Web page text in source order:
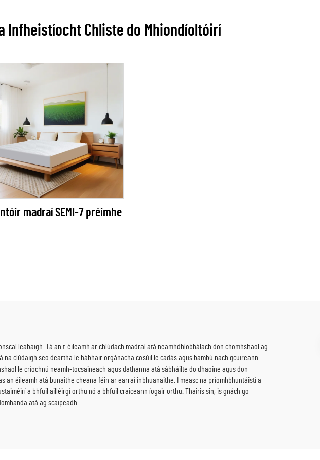
Infheistíocht Chliste do Mhiondíoltóirí
madraí SEMI-7 préimhe
leabaigh. Tá an t-éileamh ar chlúdach madraí atá neamhdhíobhálach don chomhshaol ag
clúdaigh seo deartha le hábhair orgánacha cosúil le cadás agus bambú nach gcuireann
le críochnú neamh-tocsaineach agus dathanna atá sábháilte do dhaoine agus don
éileamh atá bunaithe cheana féin ar earraí inbhuanaithe. I measc na príomhbhuntáistí a
a bhfuil ailléirgí orthu nó a bhfuil craiceann íogair orthu. Thairis sin, is gnách go
atá ag scaipeadh.